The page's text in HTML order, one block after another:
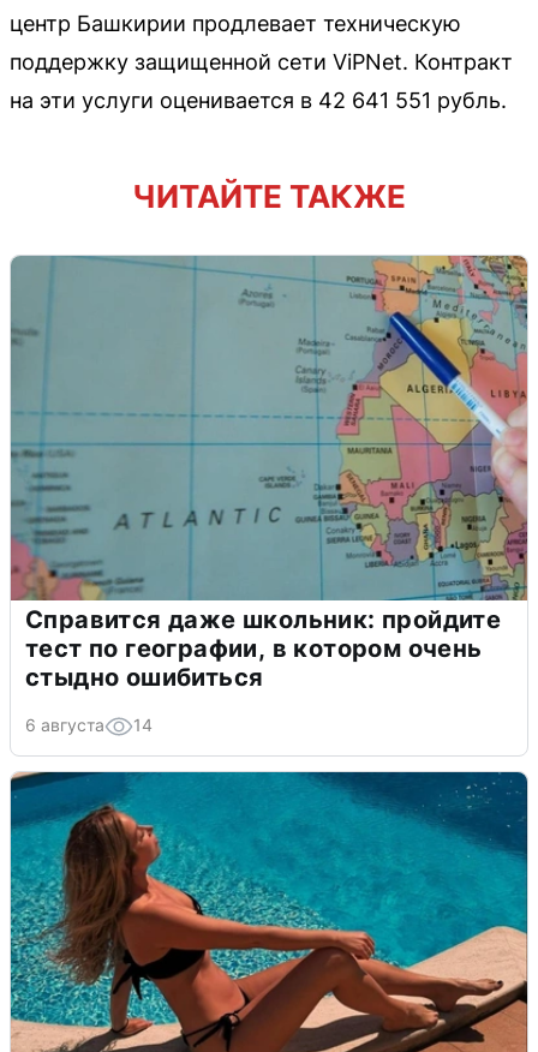
центр Башкирии продлевает техническую
поддержку защищенной сети ViPNet. Контракт
на эти услуги оценивается в 42 641 551 рубль.
ЧИТАЙТЕ ТАКЖЕ
Справится даже школьник: пройдите
тест по географии, в котором очень
стыдно ошибиться
6 августа 14